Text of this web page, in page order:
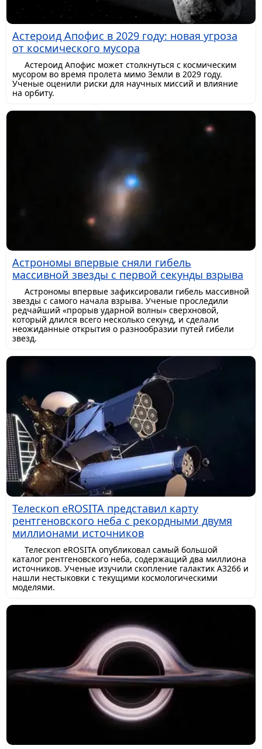
Астероид Апофис в 2029 году: новая угроза
от космического мусора
Астероид Апофис может столкнуться с космическим
мусором во время пролета мимо Земли в 2029 году.
Ученые оценили риски для научных миссий и влияние
на орбиту.
Астрономы впервые сняли гибель
массивной звезды с первой секунды взрыва
Астрономы впервые зафиксировали гибель массивной
звезды с самого начала взрыва. Ученые проследили
редчайший «прорыв ударной волны» сверхновой,
который длился всего несколько секунд, и сделали
неожиданные открытия о разнообразии путей гибели
звезд.
Телескоп eROSITA представил карту
рентгеновского неба с рекордными двумя
миллионами источников
Телескоп eROSITA опубликовал самый большой
каталог рентгеновского неба, содержащий два миллиона
источников. Ученые изучили скопление галактик A3266 и
нашли нестыковки с текущими космологическими
моделями.